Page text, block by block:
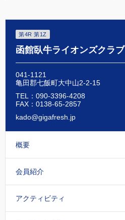
第4R 第1Z
函館臥牛ライオンズクラブ
041-1121
亀田郡七飯町大中山2-2-15
TEL：090-3396-4208
FAX：0138-65-2857
kado@gigafresh.jp
概要
会員紹介
アクティビティ